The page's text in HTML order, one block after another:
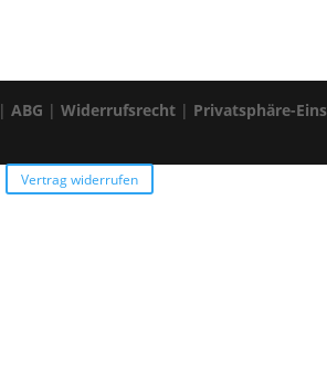
|ABG |Widerrufsrecht | Privatsphäre-
Vertrag widerrufen